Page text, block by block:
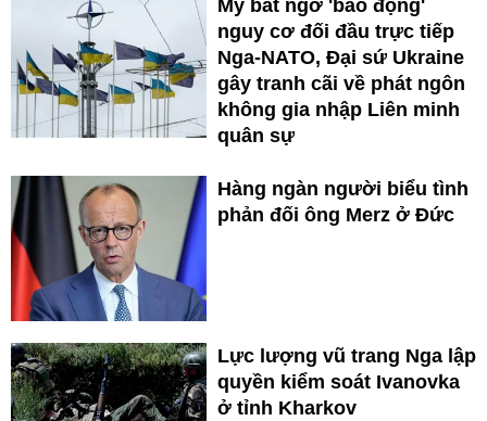
Mỹ bất ngờ 'báo động'
nguy cơ đối đầu trực tiếp
Nga-NATO, Đại sứ Ukraine
gây tranh cãi về phát ngôn
không gia nhập Liên minh
quân sự
Hàng ngàn người biểu tình
phản đối ông Merz ở Đức
Lực lượng vũ trang Nga lập
quyền kiểm soát Ivanovka
ở tỉnh Kharkov